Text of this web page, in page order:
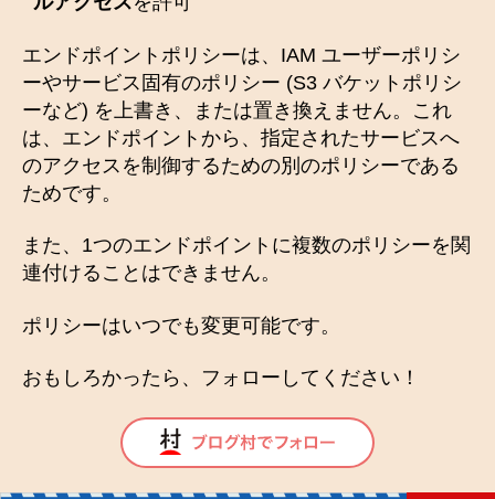
エンドポイントポリシーは、IAM ユーザーポリシ
ーやサービス固有のポリシー (S3 バケットポリシ
ーなど) を上書き、または置き換えません。これ
は、エンドポイントから、指定されたサービスへ
のアクセスを制御するための別のポリシーである
ためです。
また、1つのエンドポイントに複数のポリシーを関
連付けることはできません。
ポリシーはいつでも変更可能です。
おもしろかったら、フォローしてください！